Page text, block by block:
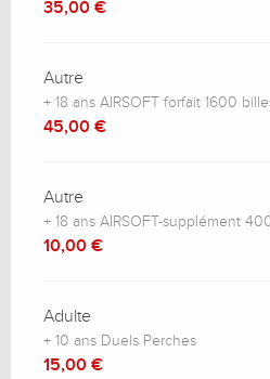
35,00 €
Autre
+ 18 ans AIRSOFT forfait 1600
45,00 €
Autre
+ 18 ans AIRSOFT-supplément
10,00 €
Adulte
+ 10 ans Duels Perches
15,00 €